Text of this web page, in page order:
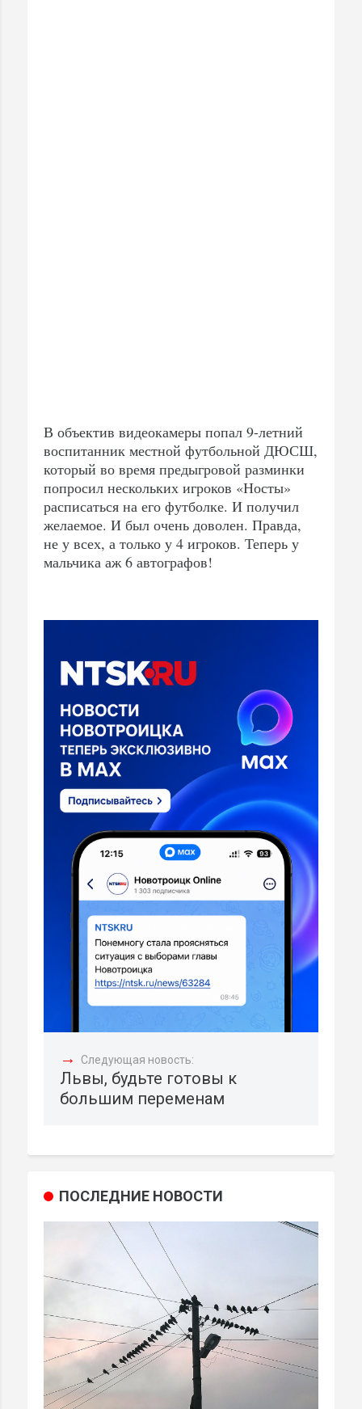
В объектив видеокамеры попал 9-летний
воспитанник местной футбольной ДЮСШ,
который во время предыгровой разминки
попросил нескольких игроков «Носты»
расписаться на его футболке. И получил
желаемое. И был очень доволен. Правда,
не у всех, а только у 4 игроков. Теперь у
мальчика аж 6 автографов!
→ Следующая новость:
Львы, будьте готовы к
большим переменам
ПОСЛЕДНИЕ НОВОСТИ